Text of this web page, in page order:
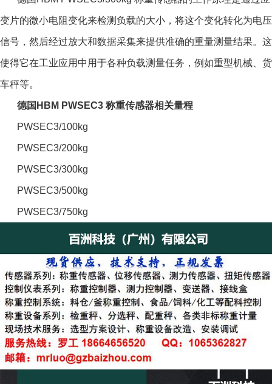
变片的微小电阻变化来检测负载的大小，将这个变化转化为电压
信号，然后经过放大和数据采集来提供准确的重量测量结果。这
使得它在工业应用中用于各种负载测量任务，例如重型机械、货
车秤等。
德国HBM PWSEC3 称重传感器相关量程
PWSEC3/100kg
PWSEC3/200kg
PWSEC3/300kg
PWSEC3/500kg
PWSEC3/750kg